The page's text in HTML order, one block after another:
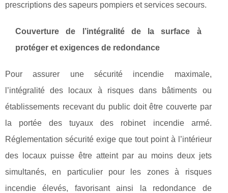
prescriptions des sapeurs pompiers et services secours.
Couverture de l’intégralité de la surface à
protéger et exigences de redondance
Pour assurer une sécurité incendie maximale,
l’intégralité des locaux à risques dans bâtiments ou
établissements recevant du public doit être couverte par
la portée des tuyaux des robinet incendie armé.
Réglementation sécurité exige que tout point à l’intérieur
des locaux puisse être atteint par au moins deux jets
simultanés, en particulier pour les zones à risques
incendie élevés, favorisant ainsi la redondance de